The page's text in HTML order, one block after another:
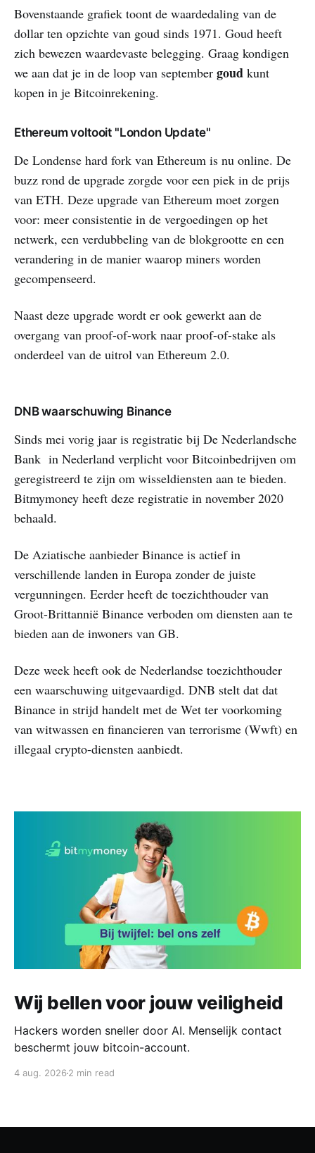
Bovenstaande grafiek toont de waardedaling van de
dollar ten opzichte van goud sinds 1971. Goud heeft
zich bewezen waardevaste belegging. Graag kondigen
we aan dat je in de loop van september goud kunt
kopen in je Bitcoinrekening.
Ethereum voltooit "London Update"
De Londense hard fork van Ethereum is nu online. De
buzz rond de upgrade zorgde voor een piek in de prijs
van ETH. Deze upgrade van Ethereum moet zorgen
voor: meer consistentie in de vergoedingen op het
netwerk, een verdubbeling van de blokgrootte en een
verandering in de manier waarop miners worden
gecompenseerd.
Naast deze upgrade wordt er ook gewerkt aan de
overgang van proof-of-work naar proof-of-stake als
onderdeel van de uitrol van Ethereum 2.0.
DNB waarschuwing Binance
Sinds mei vorig jaar is registratie bij De Nederlandsche
Bank in Nederland verplicht voor Bitcoinbedrijven om
geregistreerd te zijn om wisseldiensten aan te bieden.
Bitmymoney heeft deze registratie in november 2020
behaald.
De Aziatische aanbieder Binance is actief in
verschillende landen in Europa zonder de juiste
vergunningen. Eerder heeft de toezichthouder van
Groot-Brittannië Binance verboden om diensten aan te
bieden aan de inwoners van GB.
Deze week heeft ook de Nederlandse toezichthouder
een waarschuwing uitgevaardigd. DNB stelt dat dat
Binance in strijd handelt met de Wet ter voorkoming
van witwassen en financieren van terrorisme (Wwft) en
illegaal crypto-diensten aanbiedt.
Wij bellen voor jouw veiligheid
Hackers worden sneller door AI. Menselijk contact
beschermt jouw bitcoin-account.
4 aug. 2026 2 min read